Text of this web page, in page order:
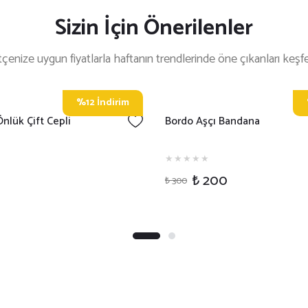
Sizin İçin Önerilenler
uygun fiyatlarla haftanın trendlerinde öne çıkanları
%14 İndirim
Tişört Bordo İki İplik Sweatshirt -
₺ 600 ₺ 550